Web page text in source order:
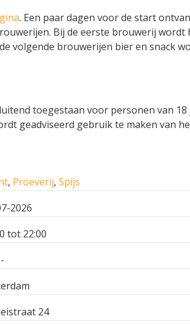
. Een paar dagen voor de start
Bij de eerste brouwerij
volgende brouwerijen bier en snack
toegestaan voor personen van
geadviseerd gebruik te maken van
, Proeverij, Spijs
2026
tot 22:00
24